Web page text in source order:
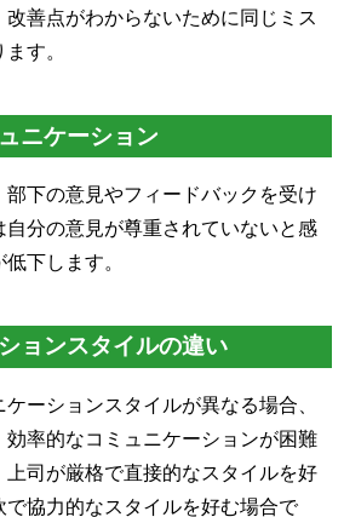
善点がわからないために同じミス
す。
ニケーション
部下の意見やフィードバックを受け
自分の意見が尊重されていないと感
下します。
ョンスタイルの違い
ケーションスタイルが異なる場合、
率的なコミュニケーションが困難
上司が厳格で直接的なスタイルを好
協力的なスタイルを好む場合で